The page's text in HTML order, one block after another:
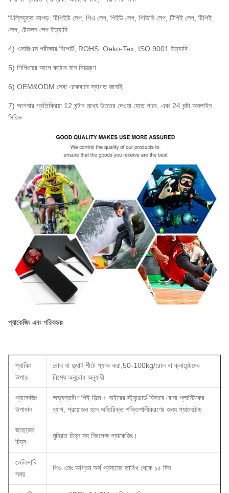
ঝিল্লিযুক্ত কাপড়: টিপিইউ লেপ, পিএ লেপ, পিইউ লেপ, পিভিসি লেপ, টিপিই লেপ, টিপিই
লেপ, টেফলন লেপ ইত্যাদি
4) এসজিএস পরীক্ষার রিপোর্ট, ROHS, Oeko-Tex, ISO 9001 ইত্যাদি
5) শিপিংয়ের আগে কঠোর মান নিয়ন্ত্রণ
6) OEM&ODM সেবা একেবারে স্বাগত জানাই
7) আপনার প্রতিক্রিয়া 12 ঘন্টার মধ্যে উত্তর দেওয়া যেতে পারে, এবং 24 ঘন্টা অনলাইন
সিরিভ
প্যাকেজিং এবং পরিবহনঃ
প্যাকিং
উপায়
রোল বা ফ্ল্যাট শীটে প্যাক করা,50-100kg/রোল বা ক্লায়েন্টদের
বিশেষ অনুরোধ অনুযায়ী
প্যাকেজিং
উপাদান
অভ্যন্তরীণ পিই ফিল্ম + বাইরের স্ট্যান্ডার্ড হিসাবে বোনা প্লাস্টিকের
ব্যাগ, প্রয়োজন হলে অতিরিক্ত শক্তিশালীকরণের জন্য প্যালেটেড
জাহাজের
চিহ্ন
মুদ্রিত চিহ্ন সহ নিরপেক্ষ প্যাকেজিং।
ডেলিভারি
সময়
পিও এবং অগ্রিম অর্থ প্রদানের তারিখ থেকে ১৫ দিন